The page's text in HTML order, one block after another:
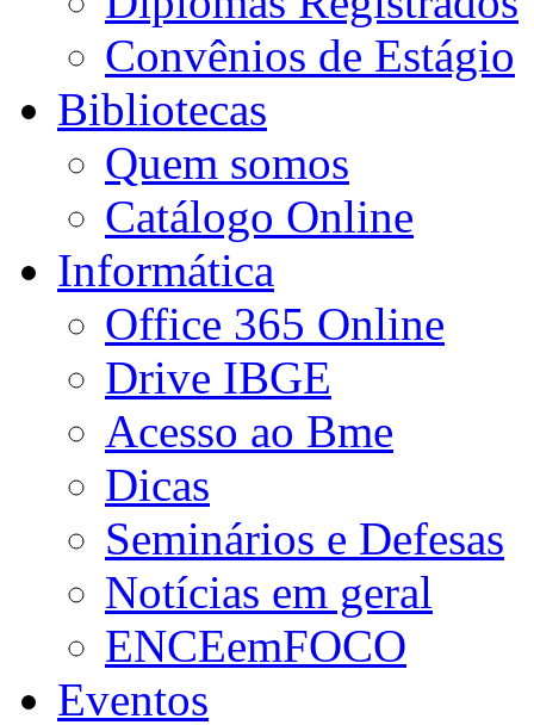
Convênios de Estágio
Bibliotecas
Quem somos
Catálogo Online
Informática
Office 365 Online
Drive IBGE
Acesso ao Bme
Dicas
Seminários e Defesas
Notícias em geral
ENCEemFOCO
Eventos